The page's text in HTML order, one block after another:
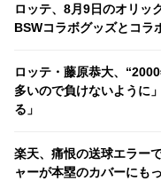
ロッテ、8月9日のオリッ
BSWコラボグッズとコラ
ロッテ・藤原恭大、
多いので負けないように
る」
楽天、痛恨の送球エラー
ャーが本塁のカバーにも